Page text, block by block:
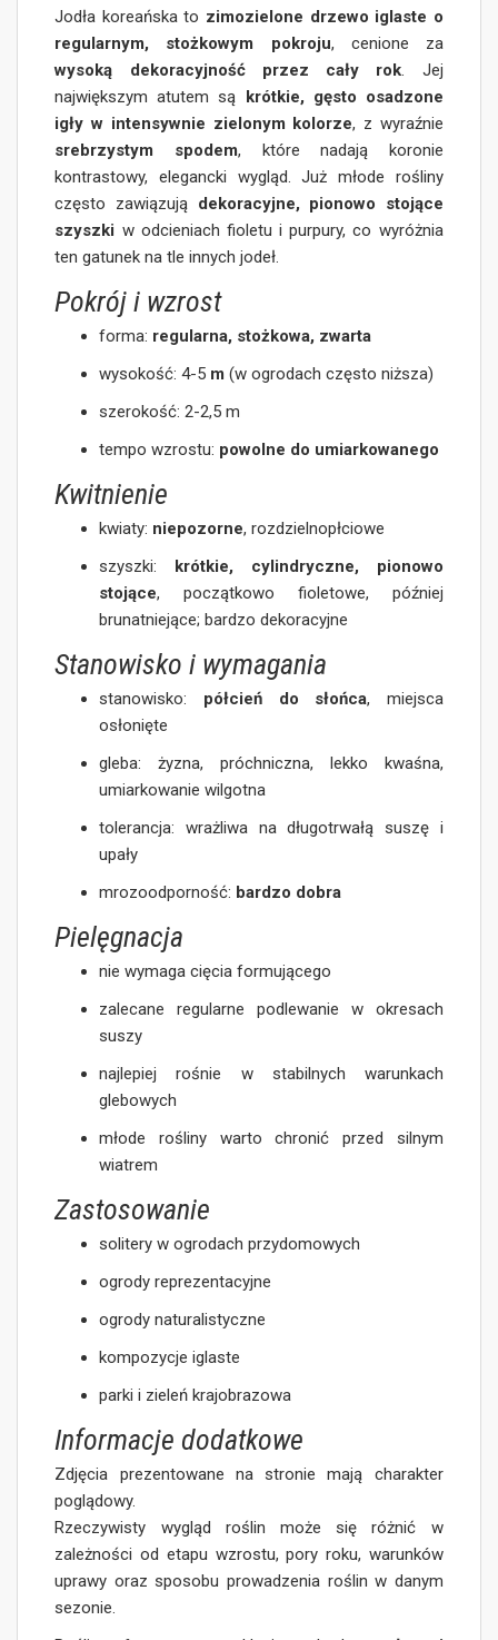
Jodła koreańska to zimozielone drzewo iglaste o
regularnym, stożkowym pokroju, cenione za
wysoką dekoracyjność przez cały rok. Jej
największym atutem są krótkie, gęsto osadzone
igły w intensywnie zielonym kolorze, z wyraźnie
srebrzystym spodem, które nadają koronie
kontrastowy, elegancki wygląd. Już młode rośliny
często zawiązują dekoracyjne, pionowo stojące
szyszki w odcieniach fioletu i purpury, co wyróżnia
ten gatunek na tle innych jodeł.
Pokrój i wzrost
forma: regularna, stożkowa, zwarta
wysokość: 4-5 m (w ogrodach często niższa)
szerokość: 2-2,5 m
tempo wzrostu: powolne do umiarkowanego
Kwitnienie
kwiaty: niepozorne, rozdzielnopłciowe
szyszki: krótkie, cylindryczne, pionowo
stojące, początkowo fioletowe, później
brunatniejące; bardzo dekoracyjne
Stanowisko i wymagania
stanowisko: półcień do słońca, miejsca
osłonięte
gleba: żyzna, próchniczna, lekko kwaśna,
umiarkowanie wilgotna
tolerancja: wrażliwa na długotrwałą suszę i
upały
mrozoodporność: bardzo dobra
Pielęgnacja
nie wymaga cięcia formującego
zalecane regularne podlewanie w okresach
suszy
najlepiej rośnie w stabilnych warunkach
glebowych
młode rośliny warto chronić przed silnym
wiatrem
Zastosowanie
solitery w ogrodach przydomowych
ogrody reprezentacyjne
ogrody naturalistyczne
kompozycje iglaste
parki i zieleń krajobrazowa
Informacje dodatkowe
Zdjęcia prezentowane na stronie mają charakter
poglądowy.
Rzeczywisty wygląd roślin może się różnić w
zależności od etapu wzrostu, pory roku, warunków
uprawy oraz sposobu prowadzenia roślin w danym
sezonie.